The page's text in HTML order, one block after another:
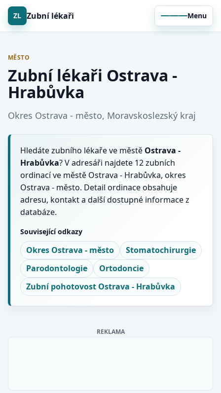
ZL Zubní lékaři Menu
MĚSTO
Zubní lékaři Ostrava -
Hrabůvka
Okres Ostrava - město, Moravskoslezský kraj
Hledáte zubního lékaře ve městě Ostrava -
Hrabůvka? V adresáři najdete 12 zubních
ordinací ve městě Ostrava - Hrabůvka, okres
Ostrava - město. Detail ordinace obsahuje
adresu, kontakt a další dostupné informace z
databáze.
Související odkazy
Okres Ostrava - město
Stomatochirurgie
Parodontologie
Ortodoncie
Zubní pohotovost Ostrava - Hrabůvka
REKLAMA